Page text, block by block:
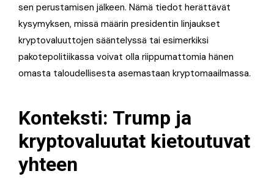
sen perustamisen jälkeen. Nämä tiedot herättävät
kysymyksen, missä määrin presidentin linjaukset
kryptovaluuttojen sääntelyssä tai esimerkiksi
pakotepolitiikassa voivat olla riippumattomia hänen
omasta taloudellisesta asemastaan kryptomaailmassa.
Konteksti: Trump ja
kryptovaluutat kietoutuvat
yhteen